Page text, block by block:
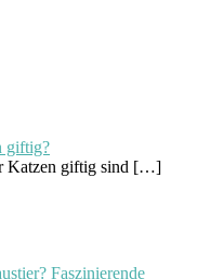
giftig?
Katzen giftig sind […]
Faszinierende